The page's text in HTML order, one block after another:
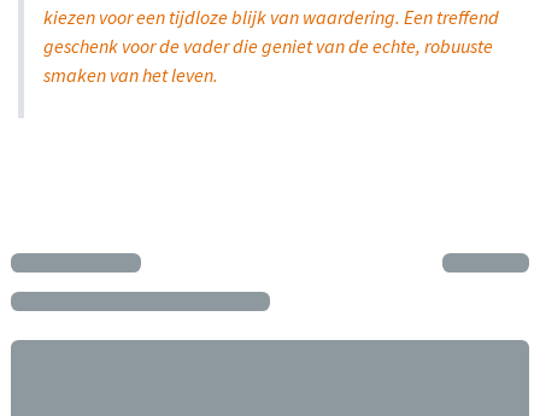
kiezen voor een tijdloze blijk van waardering. Een treffend
geschenk voor de vader die geniet van de echte, robuuste
smaken van het leven.